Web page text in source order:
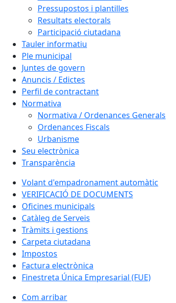
Pressupostos i plantilles
Resultats electorals
Participació ciutadana
Tauler informatiu
Ple municipal
Juntes de govern
Anuncis / Edictes
Perfil de contractant
Normativa
Normativa / Ordenances Generals
Ordenances Fiscals
Urbanisme
Seu electrònica
Transparència
Volant d'empadronament automàtic
VERIFICACIÓ DE DOCUMENTS
Oficines municipals
Catàleg de Serveis
Tràmits i gestions
Carpeta ciutadana
Impostos
Factura electrònica
Finestreta Única Empresarial (FUE)
Com arribar